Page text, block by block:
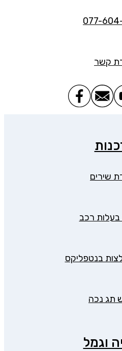
077-
קשר
שירים
רכב
בנטפליקס
תג נכה
וגמל